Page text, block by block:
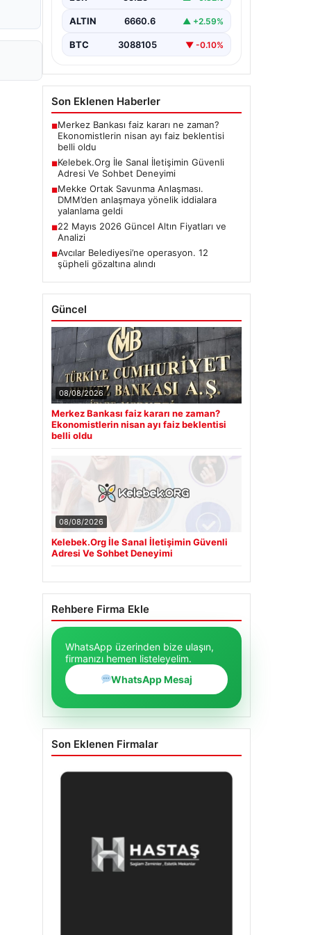
ALTIN 6660.6 ▲ +2.59%
BTC 3088105 ▼ -0.10%
Son Eklenen Haberler
■Merkez Bankası faiz kararı ne zaman?
Ekonomistlerin nisan ayı faiz beklentisi
belli oldu
■Kelebek.Org İle Sanal İletişimin Güvenli
Adresi Ve Sohbet Deneyimi
■Mekke Ortak Savunma Anlaşması.
DMM’den anlaşmaya yönelik iddialara
yalanlama geldi
■22 Mayıs 2026 Güncel Altın Fiyatları ve
Analizi
■Avcılar Belediyesi’ne operasyon. 12
şüpheli gözaltına alındı
Güncel
08/08/2026
Merkez Bankası faiz kararı ne zaman?
Ekonomistlerin nisan ayı faiz beklentisi
belli oldu
08/08/2026
Kelebek.Org İle Sanal İletişimin Güvenli
Adresi Ve Sohbet Deneyimi
Rehbere Firma Ekle
WhatsApp üzerinden bize ulaşın,
firmanızı hemen listeleyelim.
WhatsApp Mesaj
Son Eklenen Firmalar